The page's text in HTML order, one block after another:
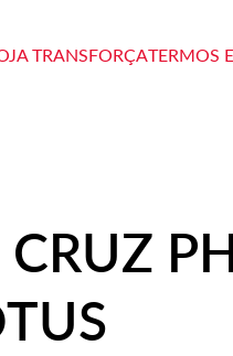
TRANSFORÇATERMOS